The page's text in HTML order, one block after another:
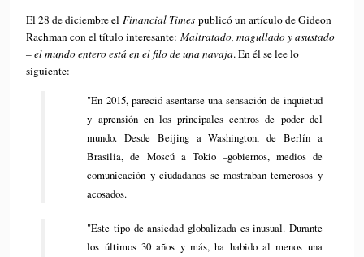
El 28 de diciembre el Financial Times publicó un artículo de Gideon
Rachman con el título interesante: Maltratado, magullado y asustado
– el mundo entero está en el filo de una navaja. En él se lee lo
siguiente:
"En 2015, pareció asentarse una sensación de inquietud
y aprensión en los principales centros de poder del
mundo. Desde Beijing a Washington, de Berlín a
Brasilia, de Moscú a Tokio –gobiernos, medios de
comunicación y ciudadanos se mostraban temerosos y
acosados.
"Este tipo de ansiedad globalizada es inusual. Durante
los últimos 30 años y más, ha habido al menos una